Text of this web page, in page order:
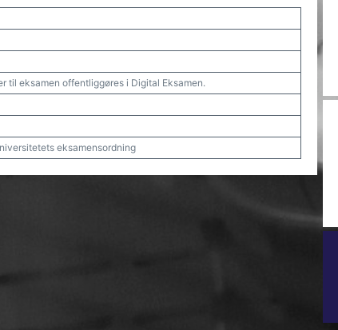
til eksamen offentliggøres i Digital Eksamen.
eksamensordning